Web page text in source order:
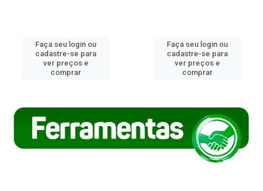
Faça seu login ou
cadastre-se para
ver preços e
comprar
Faça seu login ou
cadastre-se para
ver preços e
comprar